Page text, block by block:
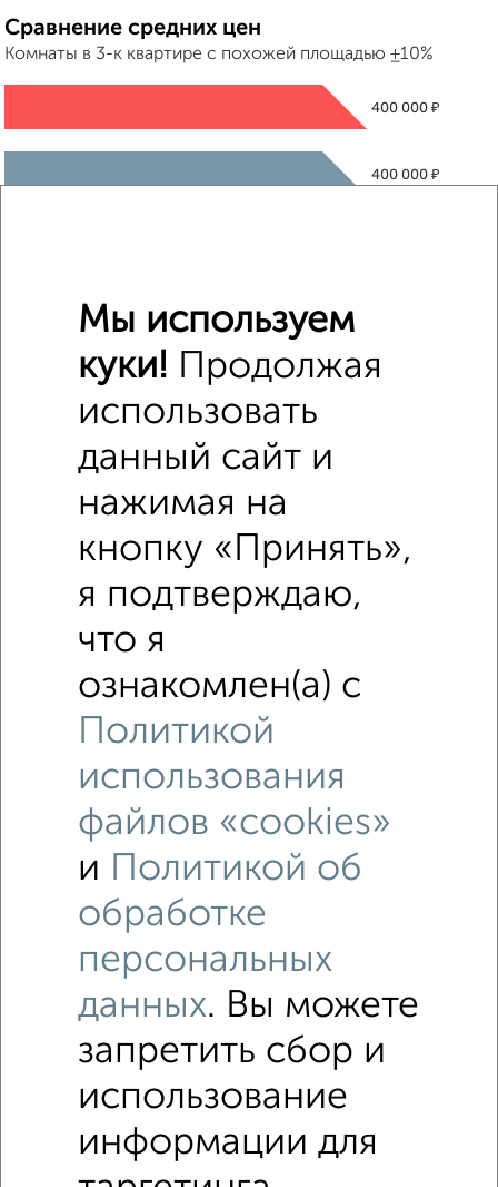
Сравнение средних цен
Комнаты в 3-к квартире с похожей площадью ±10%
400 000 ₽
400 000 ₽
Это предложение
Похожие предложения рядом
Рядом, с меньшей ценой
Комнаты в 3-к квартире
Поиск по схожим параметрам:
микрорайон 15-й на улице Зеленоград
без посредников в монолитном доме
не первый этаж не последний этаж
Мы используем
куки! Продолжая
использовать
данный сайт и
нажимая на
кнопку «Принять»,
я подтверждаю,
что я
ознакомлен(а) с
Политикой
использования
файлов «cookies»
и Политикой об
обработке
персональных
данных. Вы можете
запретить сбор и
использование
информации для